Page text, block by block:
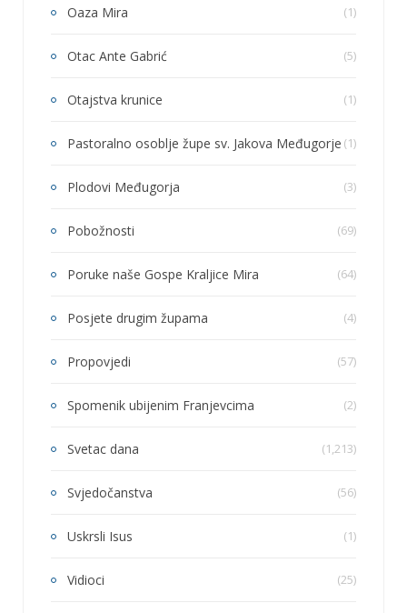
Oaza Mira (1)
Otac Ante Gabrić (5)
Otajstva krunice (1)
Pastoralno osoblje župe sv. Jakova Međugorje (1)
Plodovi Međugorja (3)
Pobožnosti (69)
Poruke naše Gospe Kraljice Mira (64)
Posjete drugim župama (4)
Propovjedi (57)
Spomenik ubijenim Franjevcima (2)
Svetac dana (1,213)
Svjedočanstva (56)
Uskrsli Isus (1)
Vidioci (25)